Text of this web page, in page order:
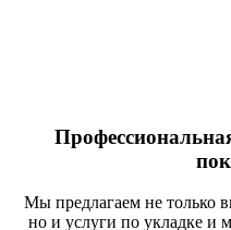
Мы предлагаем не только
но и услуги по укладке и